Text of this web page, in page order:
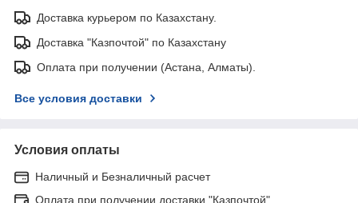
Доставка курьером по Казахстану.
Доставка "Казпочтой" по Казахстану
Оплата при получении (Астана, Алматы).
Все условия доставки
Условия оплаты
Наличный и Безналичный расчет
Оплата при получении доставки "Казпочтой"